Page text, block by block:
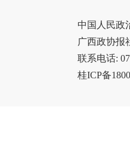
中国人民政
广西政协报
联系电话:
桂ICP备